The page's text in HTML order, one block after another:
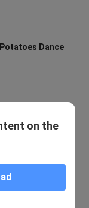
Dance
260306_2
on the